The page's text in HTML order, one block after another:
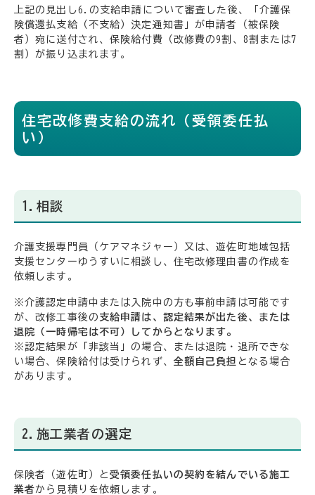
上記の見出し6.の支給申請について審査した後、「介護保
険償還払支給（不支給）決定通知書」が申請者（被保険
者）宛に送付され、保険給付費（改修費の9割、8割または7
割）が振り込まれます。
住宅改修費支給の流れ（受領委任払
い）
1.相談
介護支援専門員（ケアマネジャー）又は、遊佐町地域包括
支援センターゆうすいに相談し、住宅改修理由書の作成を
依頼します。
※介護認定申請中または入院中の方も事前申請は可能です
が、改修工事後の 支給申請は、認定結果が出た後、または
退院（一時帰宅は不可）してからとなります。
※認定結果が「非該当」の場合、または退院・退所できな
い場合、保険給付は受けられず、 全額自己負担 となる場合
があります。
2.施工業者の選定
保険者（遊佐町）と受領委任払いの契約を結んでいる施工
業者から見積りを依頼します。